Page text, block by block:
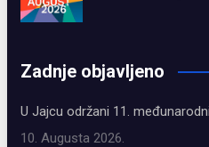
Zadnje objavljeno
U Jajcu održani 11.
10. Augusta 2026.